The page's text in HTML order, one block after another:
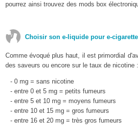
pourrez ainsi trouvez des mods box
Choisir son e-liquide pour e-cigarette
Comme évoqué plus haut, il est primordial
des saveurs ou encore sur le taux de nicotine :
- 0 mg = sans nicotine
- entre 0 et 5 mg = petits fumeurs
- entre 5 et 10 mg = moyens fumeurs
- entre 10 et 15 mg = gros fumeurs
- entre 16 et 20 mg = très gros fumeurs